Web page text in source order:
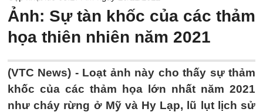
Ảnh: Sự tàn khốc của các thảm
họa thiên nhiên năm 2021
(VTC News) - Loạt ảnh này cho thấy sự thảm
khốc của các thảm họa lớn nhất năm 2021
như cháy rừng ở Mỹ và Hy Lạp, lũ lụt lịch sử